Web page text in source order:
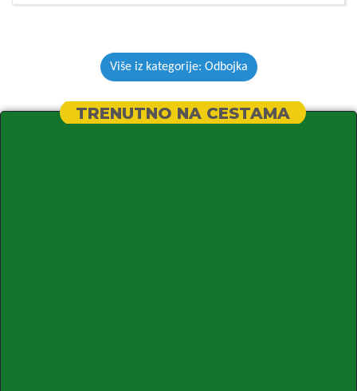
Više iz kategorije: Odbojka
TRENUTNO NA CESTAMA